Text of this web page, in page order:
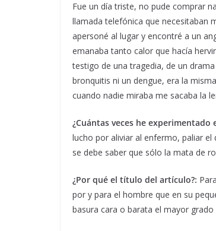
Fue un día triste, no pude comprar
llamada telefónica que necesitaban
apersoné al lugar y encontré a un
emanaba tanto calor que hacía
testigo de una tragedia, de un
bronquitis ni un dengue, era la
cuando nadie miraba me sacaba la
¿Cuántas veces he
lucho por aliviar al enfermo, paliar
se debe saber que sólo la mata de
¿Por qué el título del artículo?:
por y para el hombre que en su
basura cara o barata el mayor grado